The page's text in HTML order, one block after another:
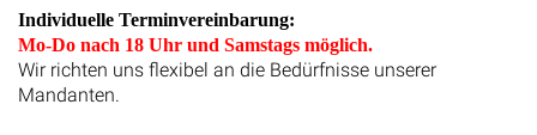
Individuelle Terminvereinbarung:
Mo-Do nach 18 Uhr und Samstags möglich.
Wir richten uns flexibel an die Bedürfnisse unserer
Mandanten.